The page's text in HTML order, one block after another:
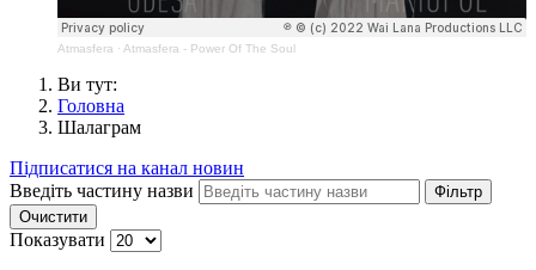
Atmasfera · Atmasfera - Power Of The Soul
Ви тут:
Головна
Шалаграм
Підписатися на канал новин
Введіть частину назви
Фільтр
Очистити
Показувати